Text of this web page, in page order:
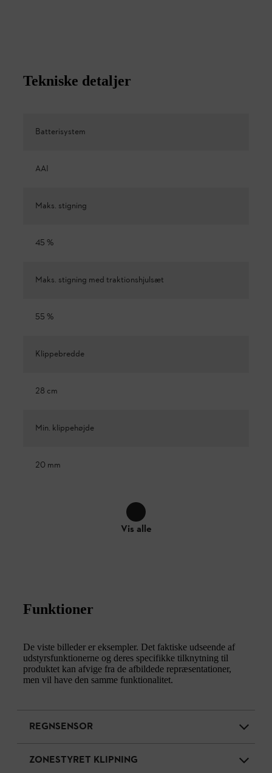
Tekniske detaljer
Batterisystem
AAI
Maks. stigning
45 %
Maks. stigning med traktionshjulsæt
55 %
Klippebredde
28 cm
Min. klippehøjde
20 mm
Vis alle
Funktioner
De viste billeder er eksempler. Det faktiske udseende af
udstyrsfunktionerne og deres specifikke tilknytning til
produktet kan afvige fra de afbildede repræsentationer,
men vil have den samme funktionalitet.
REGNSENSOR
ZONESTYRET KLIPNING